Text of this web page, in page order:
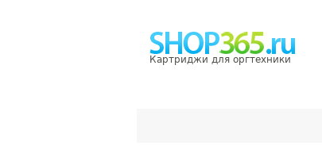
Картриджи для оргтехники